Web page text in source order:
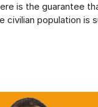
is the guarantee
civilian population is